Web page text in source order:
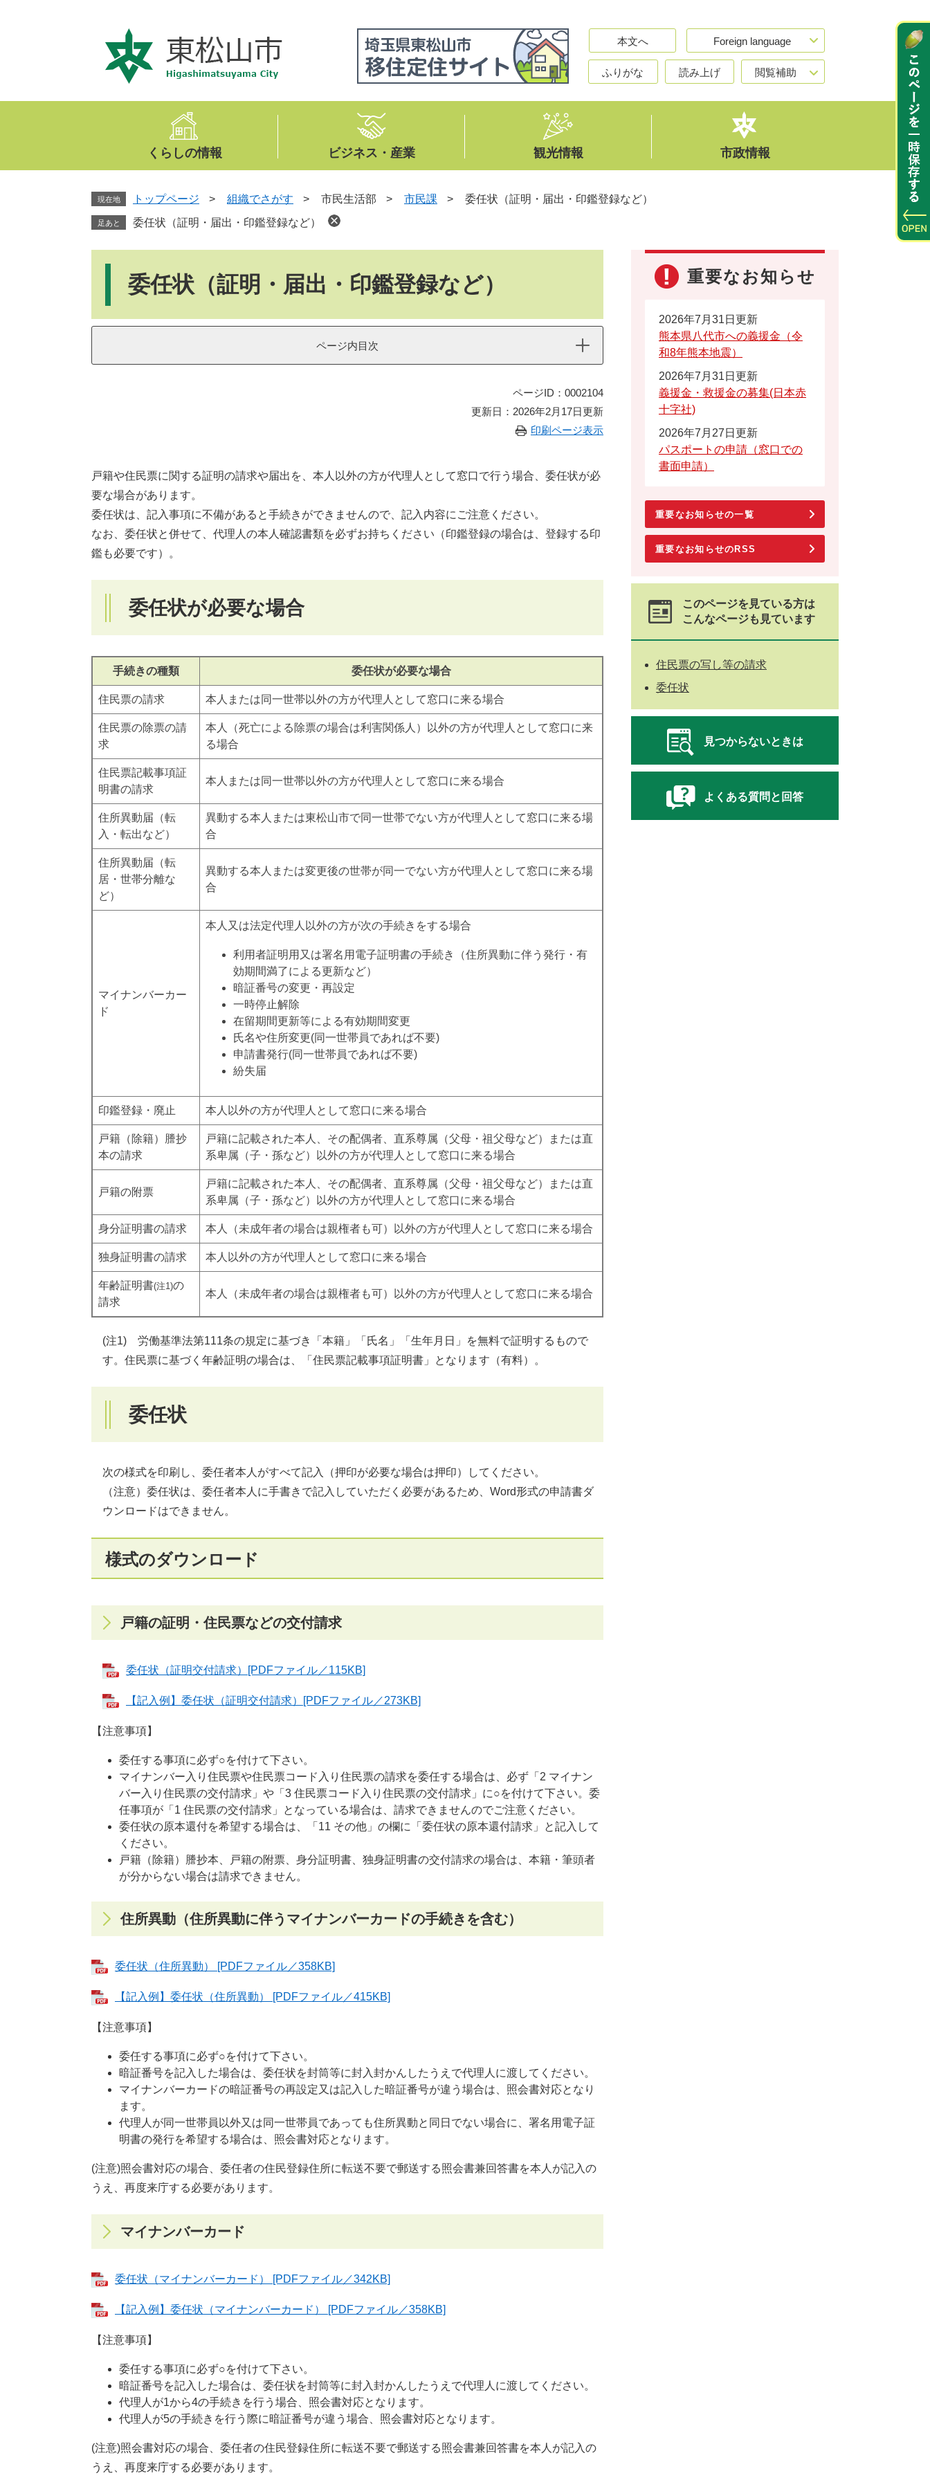
文
本文へ Foreign language
ふりがな 読み上げ 閲覧補助
くらしの情報 ビジネス・産業 観光情報 市政情報
現在地 トップページ > 組織でさがす > 市民生活部 > 市民課 > 委任状（証明・届出・印鑑登録など）
足あと 委任状（証明・届出・印鑑登録など）
委任状（証明・届出・印鑑登録など）
ページ内目次
ページID：0002104
更新日：2026年2月17日更新
印刷ページ表示
戸籍や住民票に関する証明の請求や届出を、本人以外の方が代理人として窓口で行う場合、委任状が必
要な場合があります。
​委任状は、記入事項に不備があると手続きができませんので、記入内容にご注意ください。
なお、委任状と併せて、代理人の本人確認書類を必ずお持ちください（印鑑登録の場合は、登録する印
鑑も必要です）。
委任状が必要な場合
手続きの種類 委任状が必要な場合
住民票の請求 本人または同一世帯以外の方が代理人として窓口に来る場合
住民票の除票の請
求
本人（死亡による除票の場合は利害関係人）以外の方が代理人として窓口に来
る場合
住民票記載事項証
明書の請求
本人または同一世帯以外の方が代理人として窓口に来る場合
住所異動届（転
入・転出など）
異動する本人または東松山市で同一世帯でない方が代理人として窓口に来る場
合
住所異動届（転
居・世帯分離な
ど）
異動する本人または変更後の世帯が同一でない方が代理人として窓口に来る場
合
マイナンバーカー
ド
本人又は法定代理人以外の方が次の手続きをする場合
利用者証明用又は署名用電子証明書の手続き（住所異動に伴う発行・有
効期間満了による更新など）
暗証番号の変更・再設定
一時停止解除
在留期間更新等による有効期間変更
氏名や住所変更(同一世帯員であれば不要)
申請書発行(同一世帯員であれば不要)
紛失届
印鑑登録・廃止 本人以外の方が代理人として窓口に来る場合
戸籍（除籍）謄抄
本の請求
戸籍に記載された本人、その配偶者、直系尊属（父母・祖父母など）または直
系卑属（子・孫など）以外の方が代理人として窓口に来る場合
戸籍の附票
戸籍に記載された本人、その配偶者、直系尊属（父母・祖父母など）または直
系卑属（子・孫など）以外の方が代理人として窓口に来る場合
身分証明書の請求 本人（未成年者の場合は親権者も可）以外の方が代理人として窓口に来る場合
独身証明書の請求 本人以外の方が代理人として窓口に来る場合
年齢証明書(注1)の
請求
本人（未成年者の場合は親権者も可）以外の方が代理人として窓口に来る場合
(注1) 労働基準法第111条の規定に基づき「本籍」「氏名」「生年月日」を無料で証明するもので
す。住民票に基づく年齢証明の場合は、「住民票記載事項証明書」となります（有料）。
委任状
次の様式を印刷し、委任者本人がすべて記入（押印が必要な場合は押印）してください。
（注意）委任状は、委任者本人に手書きで記入していただく必要があるため、Word形式の申請書ダ
ウンロードはできません。
様式のダウンロード
戸籍の証明・住民票などの交付請求
委任状（証明交付請求）[PDFファイル／115KB]
【記入例】委任状（証明交付請求）[PDFファイル／273KB]
【注意事項】
委任する事項に必ず○を付けて下さい。
マイナンバー入り住民票や住民票コード入り住民票の請求を委任する場合は、必ず「2 マイナン
バー入り住民票の交付請求」や「3 住民票コード入り住民票の交付請求」に○を付けて下さい。委
任事項が「1 住民票の交付請求」となっている場合は、請求できませんのでご注意ください。
委任状の原本還付を希望する場合は、「11 その他」の欄に「委任状の原本還付請求」と記入して
ください。
戸籍（除籍）謄抄本、戸籍の附票、身分証明書、独身証明書の交付請求の場合は、本籍・筆頭者
が分からない場合は請求できません。
住所異動（住所異動に伴うマイナンバーカードの手続きを含む）
委任状（住所異動） [PDFファイル／358KB]
【記入例】委任状（住所異動） [PDFファイル／415KB]
【注意事項】
委任する事項に必ず○を付けて下さい。
暗証番号を記入した場合は、委任状を封筒等に封入封かんしたうえで代理人に渡してください。
マイナンバーカードの暗証番号の再設定又は記入した暗証番号が違う場合は、照会書対応となり
ます。
代理人が同一世帯員以外又は同一世帯員であっても住所異動と同日でない場合に、署名用電子証
明書の発行を希望する場合は、照会書対応となります。
(注意)照会書対応の場合、委任者の住民登録住所に転送不要で郵送する照会書兼回答書を本人が記入の
うえ、再度来庁する必要があります。
マイナンバーカード
委任状（マイナンバーカード） [PDFファイル／342KB]
【記入例】委任状（マイナンバーカード） [PDFファイル／358KB]
【注意事項】
委任する事項に必ず○を付けて下さい。
暗証番号を記入した場合は、委任状を封筒等に封入封かんしたうえで代理人に渡してください。
代理人が1から4の手続きを行う場合、照会書対応となります。
代理人が5の手続きを行う際に暗証番号が違う場合、照会書対応となります。
(注意)照会書対応の場合、委任者の住民登録住所に転送不要で郵送する照会書兼回答書を本人が記入の
うえ、再度来庁する必要があります。
重要なお知らせ
2026年7月31日更新
熊本県八代市への義援金（令
和8年熊本地震）
2026年7月31日更新
義援金・救援金の募集(日本赤
十字社)
2026年7月27日更新
パスポートの申請（窓口での
書面申請）
重要なお知らせの一覧
重要なお知らせのRSS
このページを見ている方は
こんなページも見ています
住民票の写し等の請求
委任状
見つからないときは
よくある質問と回答